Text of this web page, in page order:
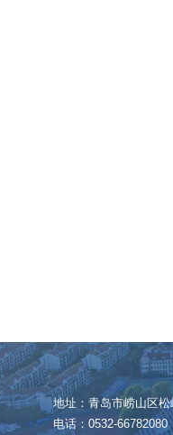
地址：青岛市崂山区
电话：0532-66782080